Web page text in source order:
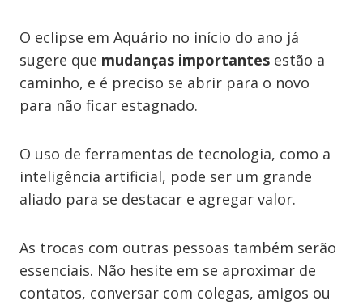
O eclipse em Aquário no início do ano já
sugere que mudanças importantes estão a
caminho, e é preciso se abrir para o novo
para não ficar estagnado.
O uso de ferramentas de tecnologia, como a
inteligência artificial, pode ser um grande
aliado para se destacar e agregar valor.
As trocas com outras pessoas também serão
essenciais. Não hesite em se aproximar de
contatos, conversar com colegas, amigos ou